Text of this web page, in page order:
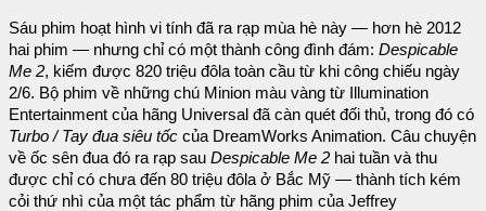
Sáu phim hoạt hình vi tính đã ra rạp mùa hè này — hơn hè 2012
hai phim — nhưng chỉ có một thành công đình đám: Despicable
Me 2, kiếm được 820 triệu đôla toàn cầu từ khi công chiếu ngày
2/6. Bộ phim về những chú Minion màu vàng từ Illumination
Entertainment của hãng Universal đã càn quét đối thủ, trong đó có
Turbo / Tay đua siêu tốc của DreamWorks Animation. Câu chuyện
về ốc sên đua đó ra rạp sau Despicable Me 2 hai tuần và thu
được chỉ có chưa đến 80 triệu đôla ở Bắc Mỹ — thành tích kém
cỏi thứ nhì của một tác phẩm từ hãng phim của Jeffrey